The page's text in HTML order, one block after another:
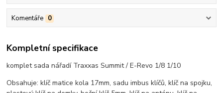
Komentáře 0
Kompletní specifikace
komplet sada nářadí Traxxas Summit / E-Revo 1/8 1/10
Obsahuje: klíč matice kola 17mm, sadu imbus klíčů, klíč na spojku,